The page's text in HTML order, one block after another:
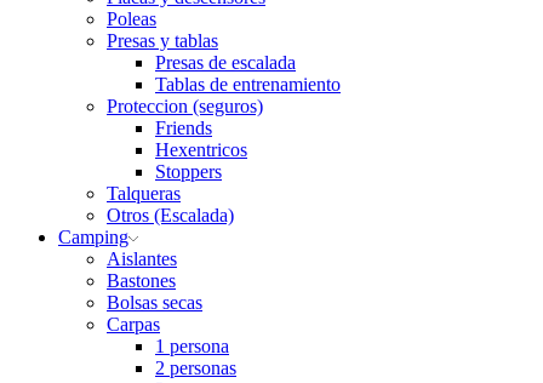
Poleas
Presas y tablas
Presas de escalada
Tablas de entrenamiento
Proteccion (seguros)
Friends
Hexentricos
Stoppers
Talqueras
Otros (Escalada)
Camping
Aislantes
Bastones
Bolsas secas
Carpas
1 persona
2 personas